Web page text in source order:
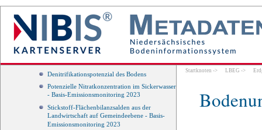
Bodenmonitoring
Feldblöcke (INVEKOS)
1 : 50 000
Potenzielle Nitratkonzentration im Sickerwasser
Stickstoff-Flächenbilanzsaldo auf
Gemeindeebene
Denitrifikationspotenzial des Bodens
Potenzielle Nitratkonzentration im Sickerwasser
- Basis-Emissionsmonitoring 2023
Stickstoff-Flächenbilanzsalden aus der
Landwirtschaft auf Gemeindeebene - Basis-
Emissionsmonitoring 2023
Startknoten -> LBEG ->